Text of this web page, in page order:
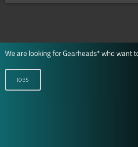
We are looking for Gearheads* who want
JOBS